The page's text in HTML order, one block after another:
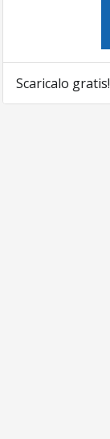
Scaricalo gratis!